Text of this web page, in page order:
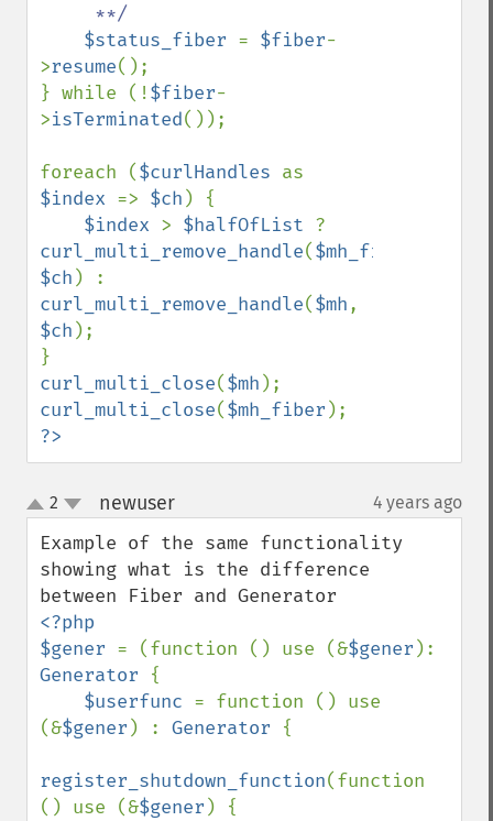
$status_fiber = $fiber-
>resume();
} while (!$fiber-
>isTerminated());
foreach ($curlHandles
$index => $ch ) {
$index > $halfOfList
curl_multi_remove_handle($mh_fiber
$ch
curl_multi_remove_handle($mh
$ch );
curl_multi_close($mh
curl_multi_close($mh_fiber
?>
up
down
2 newuser¶ 4 years ago
Example of the same functionality
showing what is the difference
<?php
$gener = (function () use (&$gener
Generator {
$userfunc = function () use
(&$gener ) : Generator {
register_shutdown_function(function
() use (&$gener ) {